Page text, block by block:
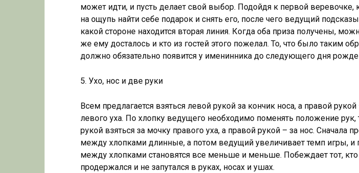
может идти, и пусть делает свой выбор. Подойдя к первой
на ощупь найти себе подарок и снять его, после чего ведущий
какой стороне находится вторая линия. Когда оба приза получены,
же ему досталось и кто из гостей этого пожелал. То, что было таким
должно обязательно появится у именинника до следующего дня
5. Ухо, нос и две руки
Всем предлагается взяться левой рукой за кончик носа, а правой
левого уха. По хлопку ведущего необходимо поменять положение рук,
рукой взяться за мочку правого уха, а правой рукой – за нос. Сначала
между хлопками длинные, а потом ведущий увеличивает темп игры, и
между хлопками становятся все меньше и меньше. Побеждает тот,
продержался и не запутался в руках, носах и ушах.